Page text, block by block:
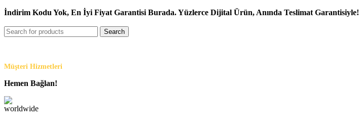
İndirim Kodu Yok, En İyi Fiyat Garantisi Burada. Yüzlerce Dijital Ürün, Anında Teslimat Garantisiyle!
Search
Müşteri Hizmetleri
Hemen Bağlan!